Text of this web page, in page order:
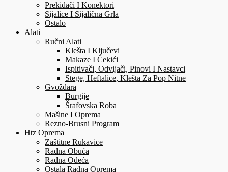
Prekidači I Konektori
Sijalice I Sijalična Grla
Ostalo
Alati
Ručni Alati
Klešta I Ključevi
Makaze I Čekići
Ispitivači, Odvijači, Pinovi I Nastavci
Stege, Heftalice, Klešta Za Pop Nitne
Gvožđara
Burgije
Šrafovska Roba
Mašine I Oprema
Rezno-Brusni Program
Htz Oprema
Zaštitne Rukavice
Radna Obuća
Radna Odeća
Ostala Radna Oprema